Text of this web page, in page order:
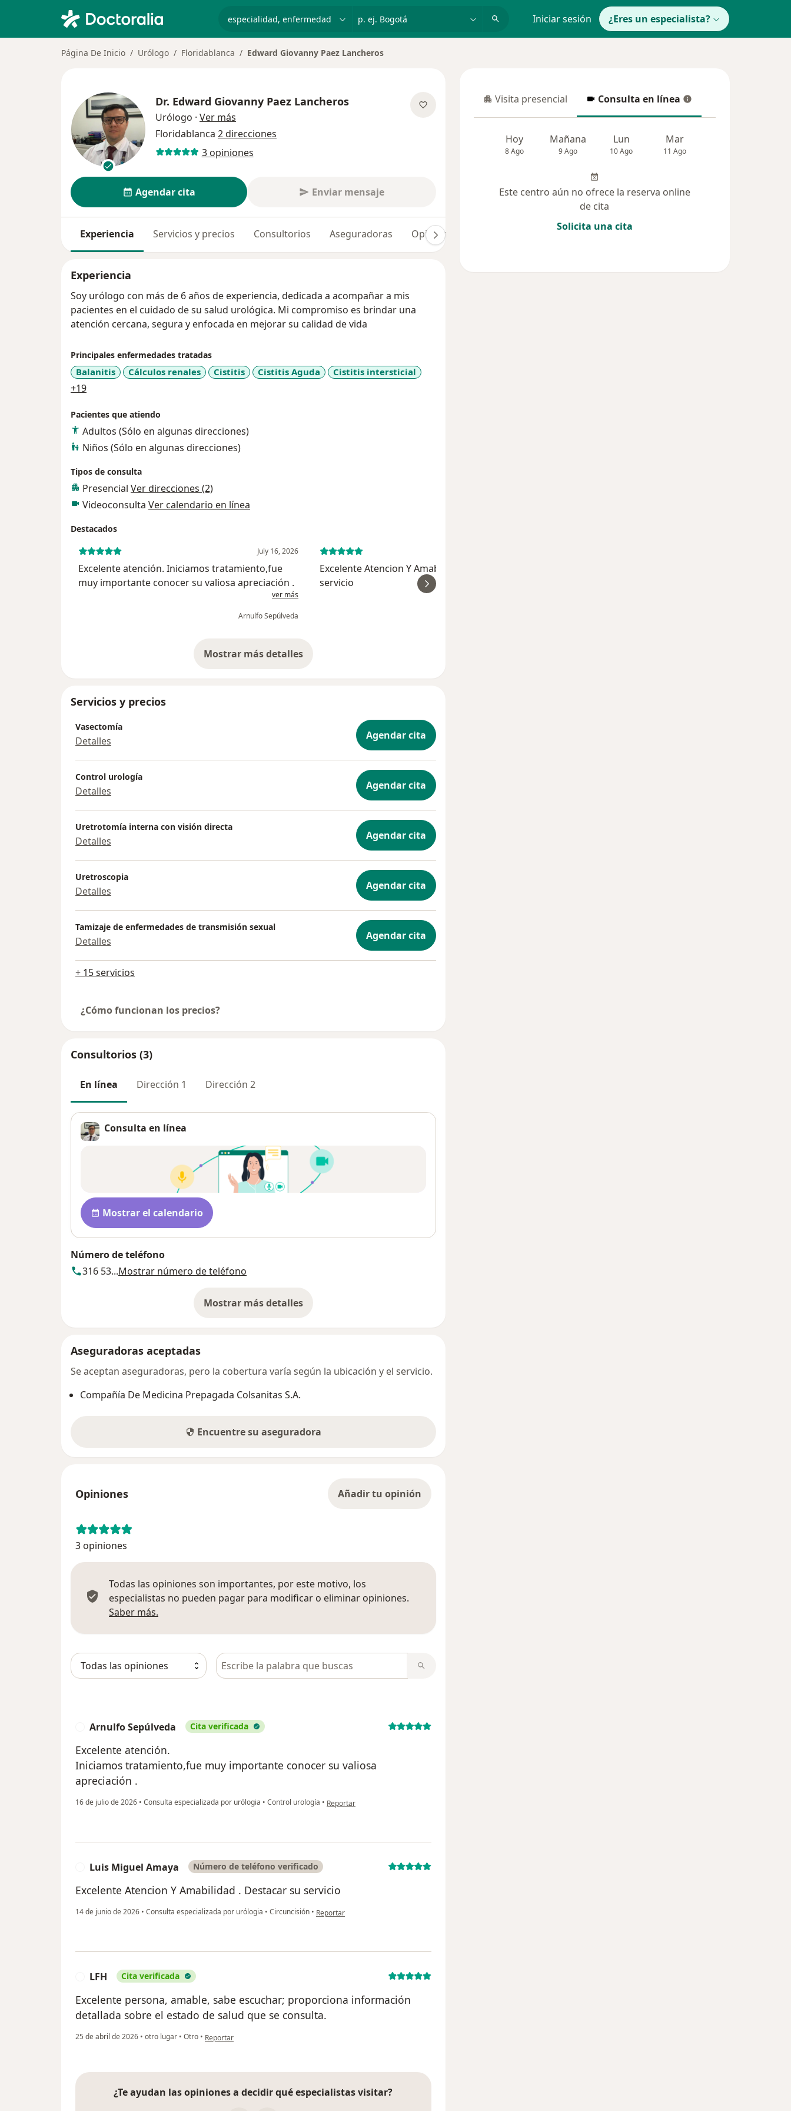
p. ej. Bogotá Iniciar sesión ¿Eres un especialista?
Página De Inicio Urólogo Floridablanca Edward Giovanny Paez Lancheros
Dr. Edward Giovanny Paez Lancheros
Urólogo · Ver más
Floridablanca 2 direcciones
3 opiniones
Agendar cita Enviar mensaje
Experiencia Servicios y precios Consultorios Aseguradoras Opiniones (3)
Experiencia
Soy urólogo con más de 6 años de experiencia, dedicada a acompañar a mis
pacientes en el cuidado de su salud urológica. Mi compromiso es brindar una
atención cercana, segura y enfocada en mejorar su calidad de vida
Principales enfermedades tratadas
Balanitis Cálculos renales Cistitis Cistitis Aguda Cistitis intersticial
+19a11y_sr_more_diseases
Pacientes que atiendo
Adultos (Sólo en algunas direcciones)
Niños (Sólo en algunas direcciones)
Tipos de consulta
Presencial Ver direcciones (2)
Videoconsulta Ver calendario en línea
Destacados
July 16, 2026
Excelente atención. Iniciamos tratamiento,fue
muy importante conocer su valiosa apreciación .
ver más
Arnulfo Sepúlveda
Excelente Atencion Y Amabilidad . Destacar su
servicio
Mostrar más detalles
sobre la experiencia
Servicios y precios
Vasectomía
Detalles Agendar cita
Control urología
Detalles Agendar cita
Uretrotomía interna con visión directa
Detalles Agendar cita
Uretroscopia
Detalles Agendar cita
Tamizaje de enfermedades de transmisión sexual
Detalles Agendar cita
+ 15 servicios
¿Cómo funcionan los precios?
Consultorios (3)
En línea Dirección 1 Dirección 2
Consulta en línea
Disponibilidad
Mostrar el calendario
Número de teléfono
316 53...Mostrar número de teléfono
Mostrar más detalles
sobre la dirección
Aseguradoras aceptadas
Se aceptan aseguradoras, pero la cobertura varía según la ubicación y el servicio.
Compañía De Medicina Prepagada Colsanitas S.A.
Encuentre su aseguradora
Opiniones Añadir tu opinión
3 opiniones
Todas las opiniones son importantes, por este motivo, los
especialistas no pueden pagar para modificar o eliminar opiniones.
Saber más.
Busca en opiniones
Arnulfo Sepúlveda Cita verificada
Excelente atención.
Iniciamos tratamiento,fue muy importante conocer su valiosa
apreciación .
16 de julio de 2026 • Consulta especializada por urólogia • Control urología • en opinión del usuario Arnulfo Sepúlveda
Reportar
Luis Miguel Amaya Número de teléfono verificado
Excelente Atencion Y Amabilidad . Destacar su servicio
14 de junio de 2026 • Consulta especializada por urólogia • Circuncisión • en opinión del usuario Luis Miguel Amaya
Reportar
LFH Cita verificada
Excelente persona, amable, sabe escuchar; proporciona información
detallada sobre el estado de salud que se consulta.
25 de abril de 2026 • otro lugar • Otro • en opinión del usuario LFH
Reportar
¿Te ayudan las opiniones a decidir qué especialistas visitar?
Visita presencial
Visita presencial Consulta en línea
Consulta en línea
Hoy
8 Ago
Mañana
9 Ago
Lun
10 Ago
Mar
11 Ago
Este centro aún no ofrece la reserva online
de cita
Solicita una cita